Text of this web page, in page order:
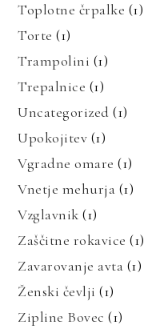
Toplotne črpalke (1)
Torte (1)
Trampolini (1)
Trepalnice (1)
Uncategorized (1)
Upokojitev (1)
Vgradne omare (1)
Vnetje mehurja (1)
Vzglavnik (1)
Zaščitne rokavice (1)
Zavarovanje avta (1)
Ženski čevlji (1)
Zipline Bovec (1)